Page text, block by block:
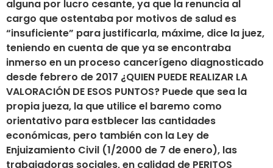
alguna por lucro cesante, ya que la renuncia al
cargo que ostentaba por motivos de salud es
“insuficiente” para justificarla, máxime, dice la juez,
teniendo en cuenta de que ya se encontraba
inmerso en un proceso cancerígeno diagnosticado
desde febrero de 2017 ¿QUIEN PUEDE REALIZAR LA
VALORACIÓN DE ESOS PUNTOS? Puede que sea la
propia jueza, la que utilice el baremo como
orientativo para estblecer las cantidades
económicas, pero también con la Ley de
Enjuizamiento Civil (1/2000 de 7 de enero), las
trabajadoras sociales, en calidad de PERITOS